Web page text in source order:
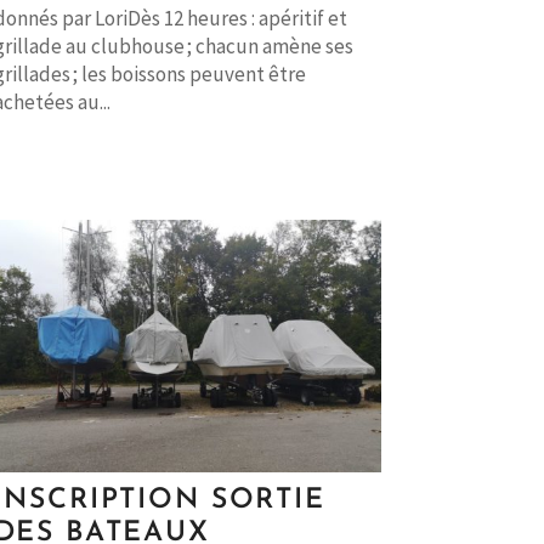
par LoriDès 12 heures : apéritif et
au clubhouse ; chacun amène ses
; les boissons peuvent être
au...
SORTIE
BATEAUX